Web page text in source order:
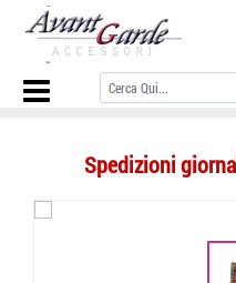
Home Page/POCHETTE UOMO
taschino a quadri tartan nero
Spedizioni